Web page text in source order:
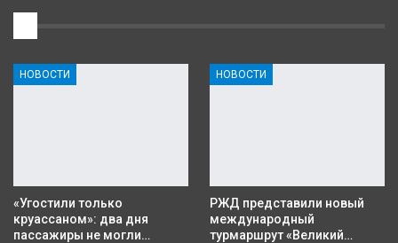
НОВОСТИ
«Угостили только
круассаном»: два дня
пассажиры не могли…
НОВОСТИ
РЖД представили новый
международный
турмаршрут «Великий…